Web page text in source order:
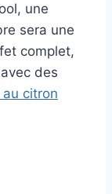
une
sera une
complet,
des
citron